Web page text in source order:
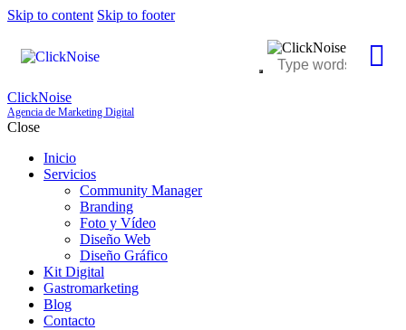
Skip to content Skip to footer
ClickNoise
Agencia de Marketing Digital
Close
Inicio
Servicios
Community Manager
Branding
Foto y Vídeo
Diseño Web
Diseño Gráfico
Kit Digital
Gastromarketing
Blog
Contacto